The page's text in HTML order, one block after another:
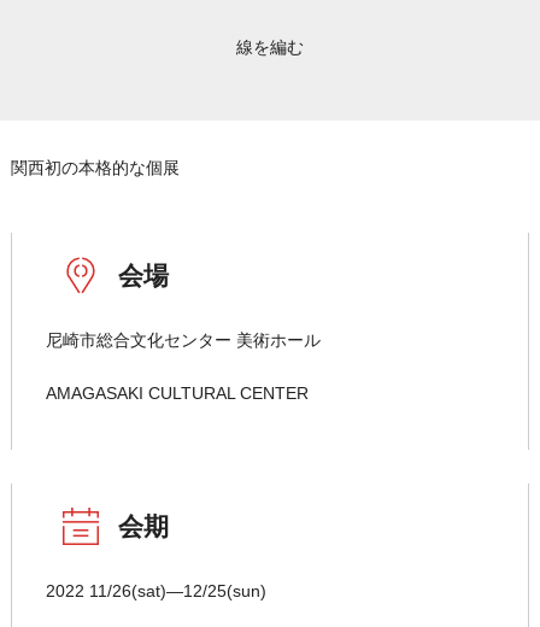
線を編む
関西初の本格的な個展
会場
尼崎市総合文化センター 美術ホール
AMAGASAKI CULTURAL CENTER
会期
2022 11/26(sat)―12/25(sun)